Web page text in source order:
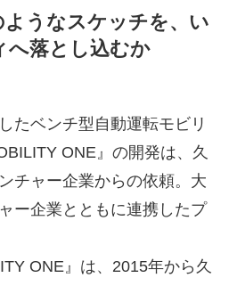
ようなスケッチを、い
へ落とし込むか
たベンチ型自動運転モビリ
ONE』の開発は、久
チャー企業からの依頼。大
ー企業とともに連携したプ
ONE』は、2015年から久